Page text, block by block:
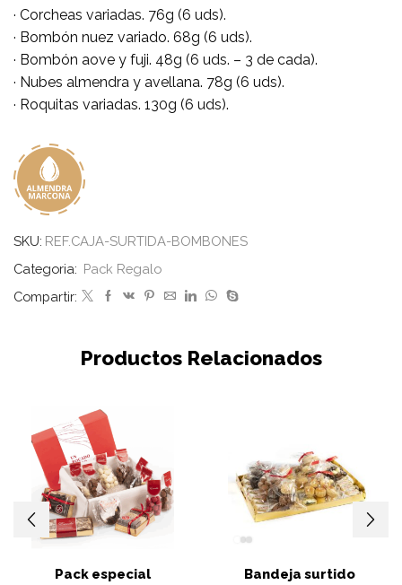
· Corcheas variadas. 76g (6 uds).
· Bombón nuez variado. 68g (6 uds).
· Bombón aove y fuji. 48g (6 uds. – 3 de cada).
· Nubes almendra y avellana. 78g (6 uds).
· Roquitas variadas. 130g (6 uds).
SKU: REF.CAJA-SURTIDA-BOMBONES
Categoria: Pack Regalo
Compartir:
Productos Relacionados
Pack especial
Bandeja surtido